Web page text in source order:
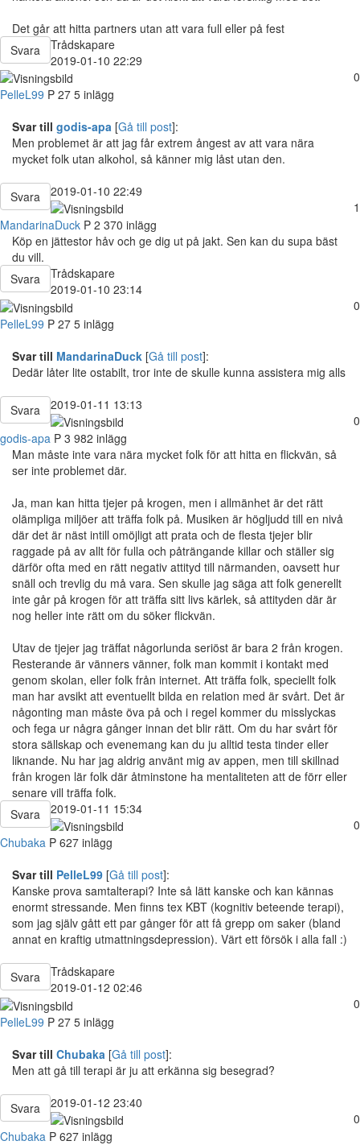
Det går att hitta partners utan att vara full eller på fest
Svara
Trådskapare
2019-01-10 22:29
0
PelleL99 P 27 5 inlägg
Svar till godis-apa [Gå till post]:
Men problemet är att jag får extrem ångest av att vara nära
mycket folk utan alkohol, så känner mig låst utan den.
Svara
2019-01-10 22:49
1
MandarinaDuck P 2 370 inlägg
Köp en jättestor håv och ge dig ut på jakt. Sen kan du supa bäst
du vill.
Svara
Trådskapare
2019-01-10 23:14
0
PelleL99 P 27 5 inlägg
Svar till MandarinaDuck [Gå till post]:
Dedär låter lite ostabilt, tror inte de skulle kunna assistera mig alls
Svara
2019-01-11 13:13
0
godis-apa P 3 982 inlägg
Man måste inte vara nära mycket folk för att hitta en flickvän, så
ser inte problemet där.
Ja, man kan hitta tjejer på krogen, men i allmänhet är det rätt
olämpliga miljöer att träffa folk på. Musiken är högljudd till en nivå
där det är näst intill omöjligt att prata och de flesta tjejer blir
raggade på av allt för fulla och påträngande killar och ställer sig
därför ofta med en rätt negativ attityd till närmanden, oavsett hur
snäll och trevlig du må vara. Sen skulle jag säga att folk generellt
inte går på krogen för att träffa sitt livs kärlek, så attityden där är
nog heller inte rätt om du söker flickvän.
Utav de tjejer jag träffat någorlunda seriöst är bara 2 från krogen.
Resterande är vänners vänner, folk man kommit i kontakt med
genom skolan, eller folk från internet. Att träffa folk, speciellt folk
man har avsikt att eventuellt bilda en relation med är svårt. Det är
någonting man måste öva på och i regel kommer du misslyckas
och fega ur några gånger innan det blir rätt. Om du har svårt för
stora sällskap och evenemang kan du ju alltid testa tinder eller
liknande. Nu har jag aldrig använt mig av appen, men till skillnad
från krogen lär folk där åtminstone ha mentaliteten att de förr eller
senare vill träffa folk.
Svara
2019-01-11 15:34
0
Chubaka P 627 inlägg
Svar till PelleL99 [Gå till post]:
Kanske prova samtalterapi? Inte så lätt kanske och kan kännas
enormt stressande. Men finns tex KBT (kognitiv beteende terapi),
som jag själv gått ett par gånger för att få grepp om saker (bland
annat en kraftig utmattningsdepression). Värt ett försök i alla fall :)
Svara
Trådskapare
2019-01-12 02:46
0
PelleL99 P 27 5 inlägg
Svar till Chubaka [Gå till post]:
Men att gå till terapi är ju att erkänna sig besegrad?
Svara
2019-01-12 23:40
0
Chubaka P 627 inlägg